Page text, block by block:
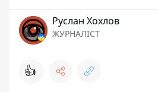
Руслан Хохлов
ЖУРНАЛІСТ
👍